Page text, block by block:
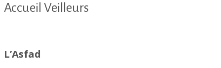
Accueil Veilleurs
L’Asfad